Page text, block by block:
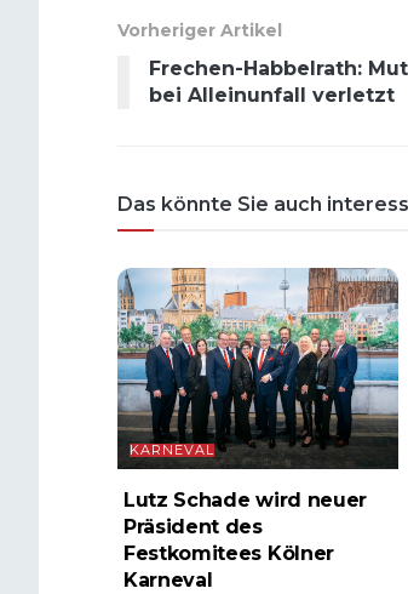
Vorheriger Artikel
Frechen-Habbelrath:
bei Alleinunfall verletzt
Das könnte Sie auch
KARNEVAL
Lutz Schade wird neuer
Präsident des
Festkomitees Kölner
Karneval